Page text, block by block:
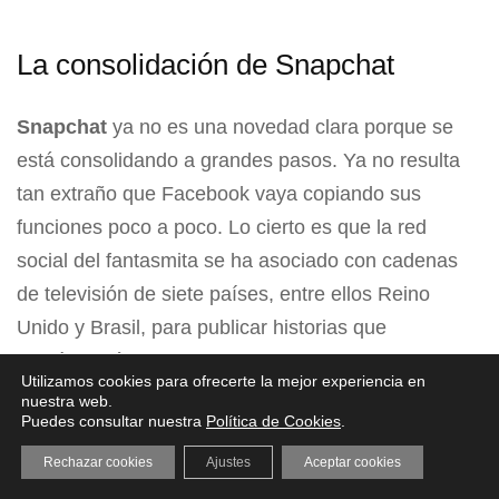
La consolidación de Snapchat
Snapchat ya no es una novedad clara porque se
está consolidando a grandes pasos. Ya no resulta
tan extraño que Facebook vaya copiando sus
funciones poco a poco. Lo cierto es que la red
social del fantasmita se ha asociado con cadenas
de televisión de siete países, entre ellos Reino
Unido y Brasil, para publicar historias que
incluían imágenes de Rio 2016. Durante los
primeros siete días,
50 millones de visitantes
únicosconsumieron contenido sobre el evento
deportivo a través de Snapchat, casi una tercera
Utilizamos cookies para ofrecerte la mejor experiencia en
nuestra web.
Puedes consultar nuestra Política de Cookies
Aceptar cookies
Rechazar cookies Ajustes